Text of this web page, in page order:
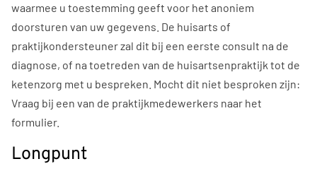
waarmee u toestemming geeft voor het anoniem
doorsturen van uw gegevens. De huisarts of
praktijkondersteuner zal dit bij een eerste consult na de
diagnose, of na toetreden van de huisartsenpraktijk tot de
ketenzorg met u bespreken. Mocht dit niet besproken zijn:
Vraag bij een van de praktijkmedewerkers naar het
formulier.
Longpunt